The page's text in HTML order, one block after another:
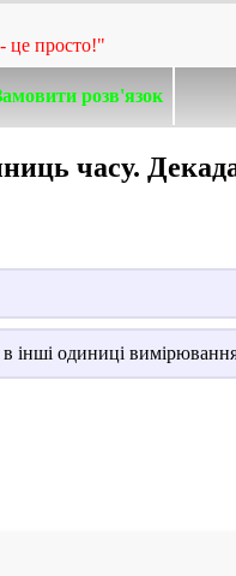
це просто!"
розв'язок
часу.
інші одиниці